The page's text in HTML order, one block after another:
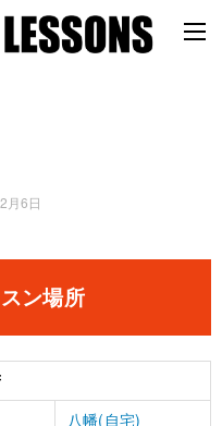
月6日
ン場所
八幡(自宅)